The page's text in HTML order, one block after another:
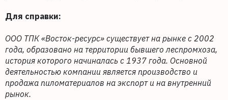
Для справки:
ООО ТПК «Восток-ресурс» существует на рынке с 2002
года, образовано на территории бывшего леспромхоза,
история которого начиналась с 1937 года. Основной
деятельностью компании является производство и
продажа пиломатериалов на экспорт и на внутренний
рынок.